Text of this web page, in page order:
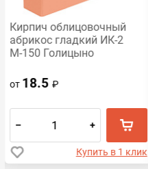
Кирпич облицовочный
абрикос гладкий ИК-2
М-150 Голицыно
от 18.5₽
– +
Купить в 1 клик